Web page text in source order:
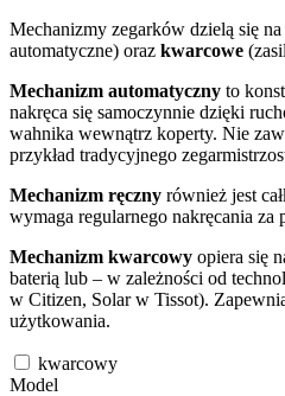
Mechanizmy zegarków dzielą się na
automatyczne) oraz kwarcowe
Mechanizm automatyczny to
nakręca się samoczynnie dzięki
wahnika wewnątrz koperty. Nie
przykład tradycyjnego
Mechanizm ręczny również jest
wymaga regularnego nakręcania za
Mechanizm kwarcowy opiera się
baterią lub – w zależności od
w Citizen, Solar w Tissot).
użytkowania.
kwarcowy
Model